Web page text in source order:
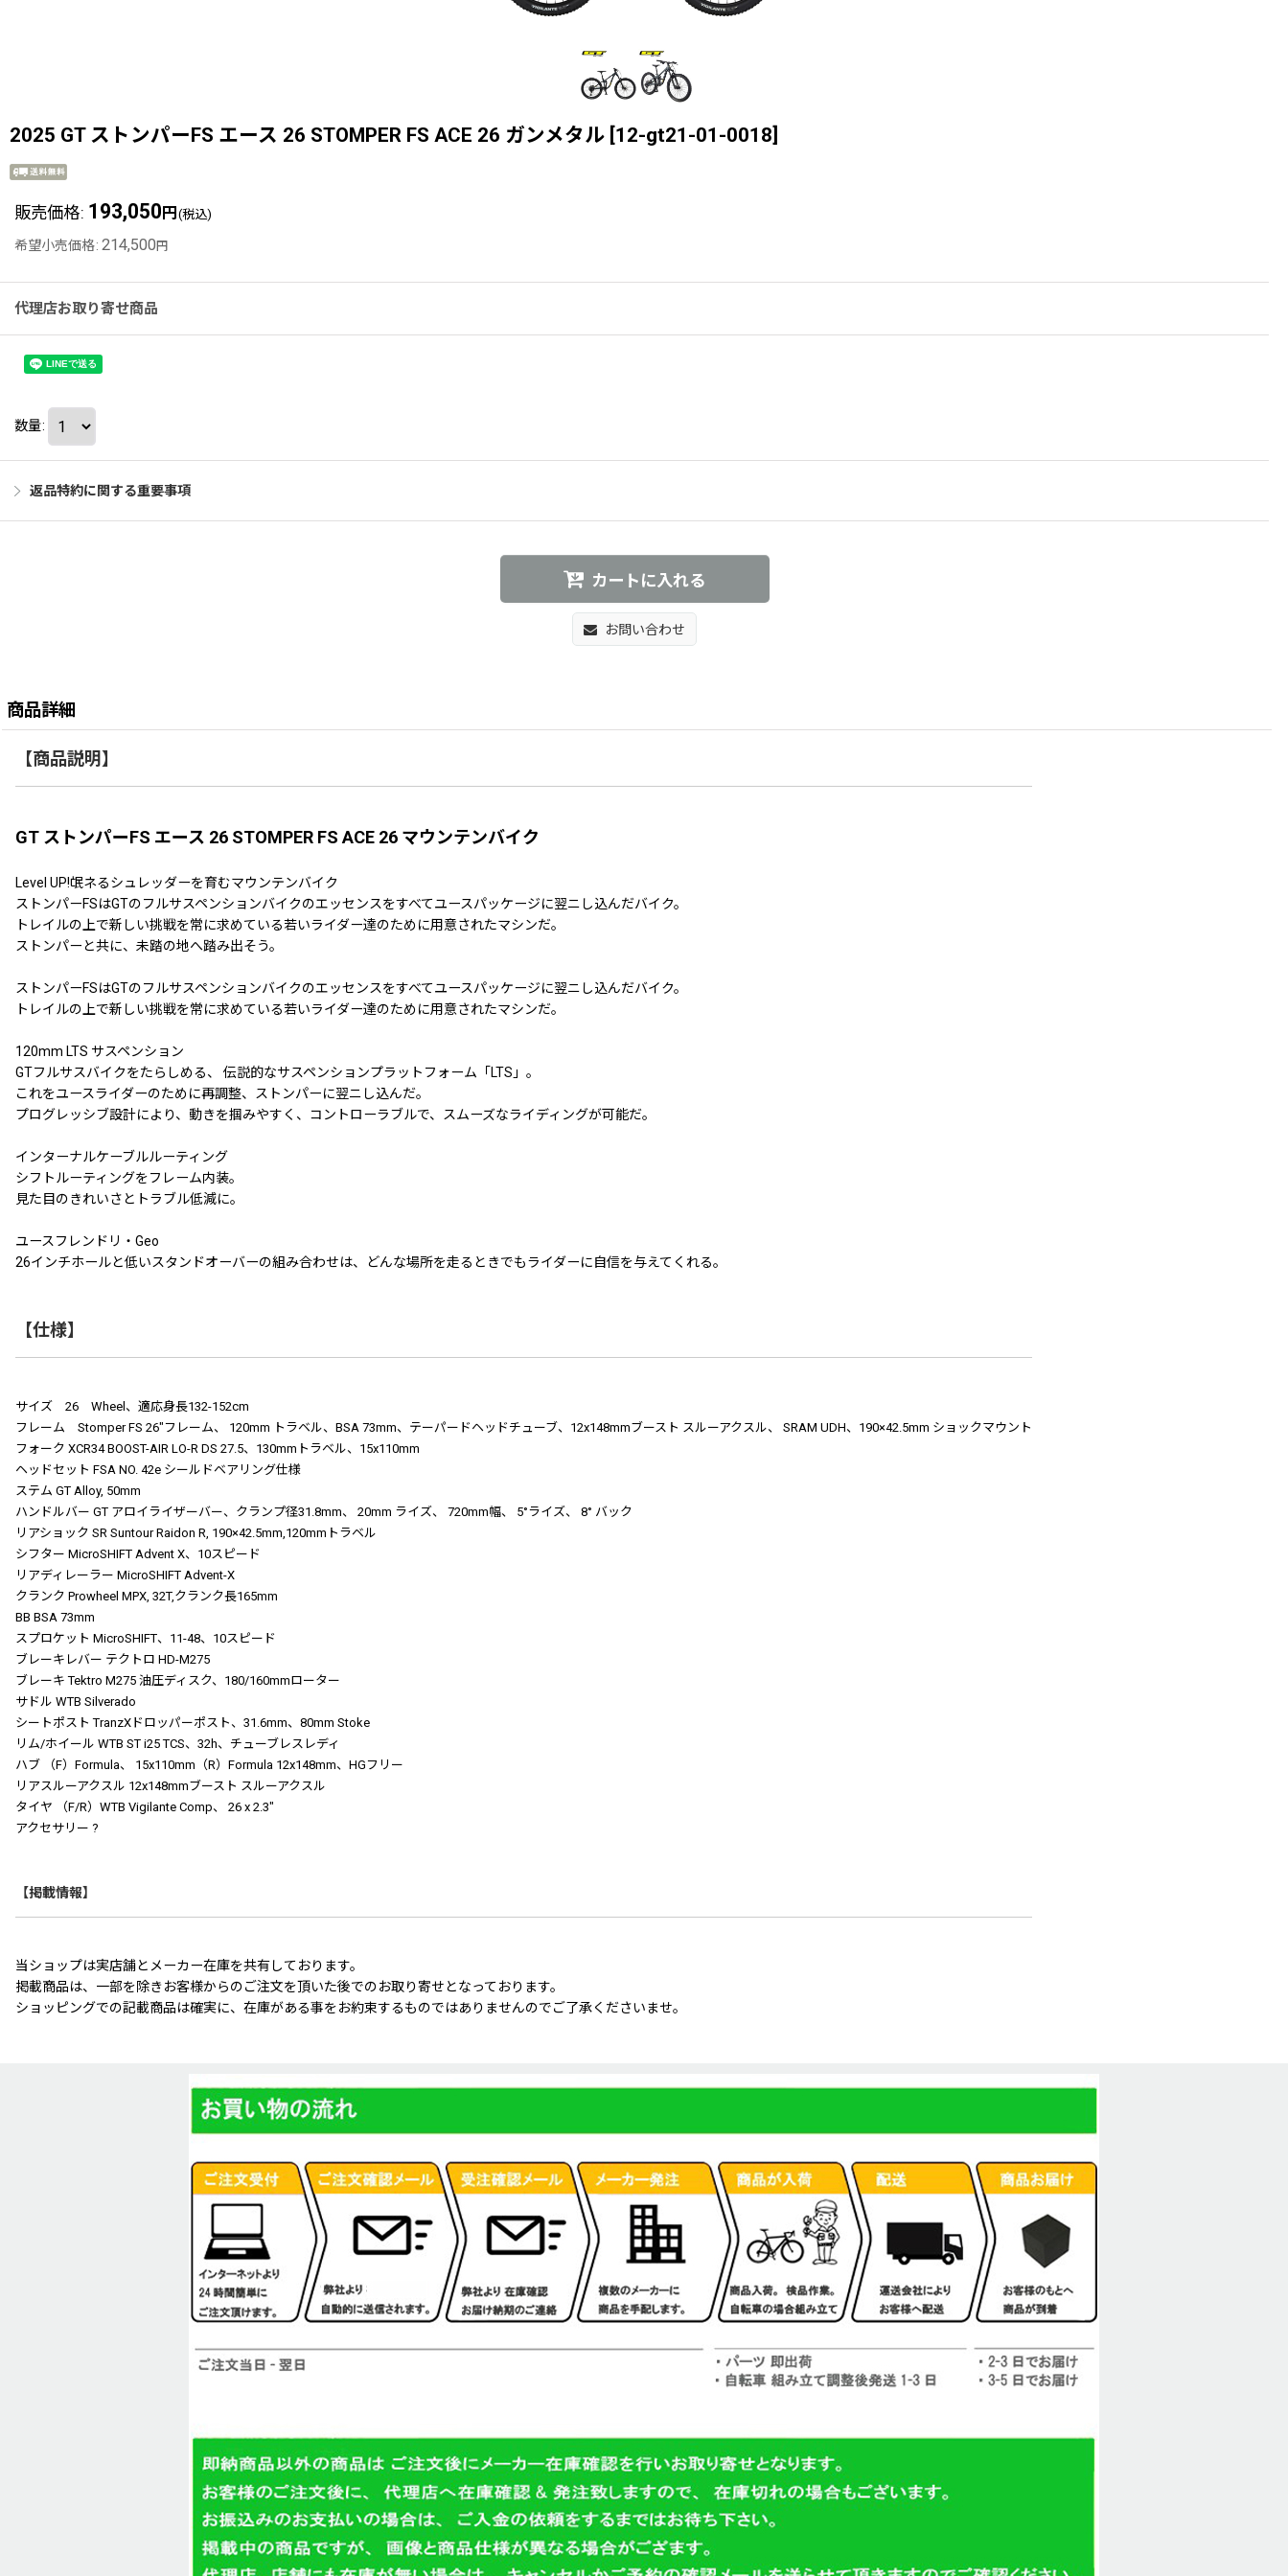
2025 GT ストンパーFS エース 26 STOMPER FS ACE 26 ガンメタル [12-gt21-01-0018]
販売価格: 193,050 円 (税込)
希望小売価格: 214,500 円
代理店お取り寄せ商品
数量:
返品特約に関する重要事項
カートに入れる
お問い合わせ
商品詳細
【商品説明】
GT ストンパーFS エース 26 STOMPER FS ACE 26 マウンテンバイク
Level UP!氓ネるシュレッダーを育むマウンテンバイク
ストンパーFSはGTのフルサスペンションバイクのエッセンスをすべてユースパッケージに翌ニし込んだバイク。
トレイルの上で新しい挑戦を常に求めている若いライダー達のために用意されたマシンだ。
ストンパーと共に、未踏の地へ踏み出そう。
ストンパーFSはGTのフルサスペンションバイクのエッセンスをすべてユースパッケージに翌ニし込んだバイク。
トレイルの上で新しい挑戦を常に求めている若いライダー達のために用意されたマシンだ。
120mm LTS サスペンション
GTフルサスバイクをたらしめる、 伝説的なサスペンションプラットフォーム「LTS」。
これをユースライダーのために再調整、ストンパーに翌ニし込んだ。
プログレッシブ設計により、動きを掴みやすく、コントローラブルで、スムーズなライディングが可能だ。
インターナルケーブルルーティング
シフトルーティングをフレーム内装。
見た目のきれいさとトラブル低減に。
ユースフレンドリ・Geo
26インチホールと低いスタンドオーバーの組み合わせは、どんな場所を走るときでもライダーに自信を与えてくれる。
【仕様】
サイズ 26 Wheel、適応身長132-152cm
フレーム Stomper FS 26″フレーム、 120mm トラベル、BSA 73mm、テーパードヘッドチューブ、12x148mmブースト スルーアクスル、 SRAM UDH、190×42.5mm ショックマウント
フォーク XCR34 BOOST-AIR LO-R DS 27.5、130mmトラベル、15x110mm
ヘッドセット FSA NO. 42e シールドベアリング仕様
ステム GT Alloy, 50mm
ハンドルバー GT アロイライザーバー、クランプ径31.8mm、 20mm ライズ、 720mm幅、 5°ライズ、 8° バック
リアショック SR Suntour Raidon R, 190×42.5mm,120mmトラベル
シフター MicroSHIFT Advent X、10スピード
リアディレーラー MicroSHIFT Advent-X
クランク Prowheel MPX, 32T,クランク長165mm
BB BSA 73mm
スプロケット MicroSHIFT、11-48、10スピード
ブレーキレバー テクトロ HD-M275
ブレーキ Tektro M275 油圧ディスク、180/160mmローター
サドル WTB Silverado
シートポスト TranzXドロッパーポスト、31.6mm、80mm Stoke
リム/ホイール WTB ST i25 TCS、32h、チューブレスレディ
ハブ （F）Formula、 15x110mm（R）Formula 12x148mm、HGフリー
リアスルーアクスル 12x148mmブースト スルーアクスル
タイヤ （F/R）WTB Vigilante Comp、 26 x 2.3″
アクセサリー ?
【掲載情報】
当ショップは実店舗とメーカー在庫を共有しております。
掲載商品は、一部を除きお客様からのご注文を頂いた後でのお取り寄せとなっております。
ショッピングでの記載商品は確実に、在庫がある事をお約束するものではありませんのでご了承くださいませ。